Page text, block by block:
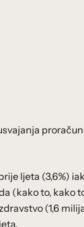
ljeta (3,6%)
(kako to, kako
(1,6